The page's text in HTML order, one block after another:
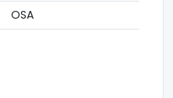
OSA